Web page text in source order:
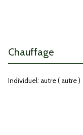
Chauffage
individuel: autre ( autre )